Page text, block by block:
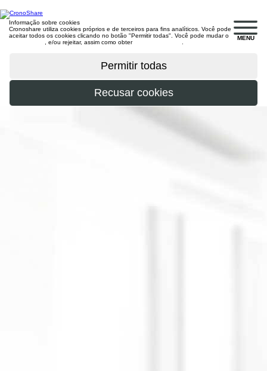
MENU
Informação sobre cookies
Cronoshare utiliza cookies próprios e de terceiros para fins analíticos. Você pode
aceitar todos os cookies clicando no botão "Permitir todas". Você pode mudar o
, e/ou rejeitar, assim como obter